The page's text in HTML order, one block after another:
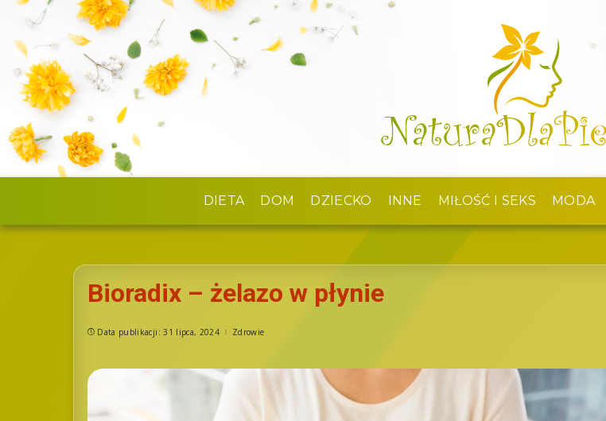
DIETA DOM DZIECKO INNE MIŁOŚĆ I SEKS MODA
Bioradix – żelazo w płynie
Data publikacji: 31 lipca, 2024 Zdrowie